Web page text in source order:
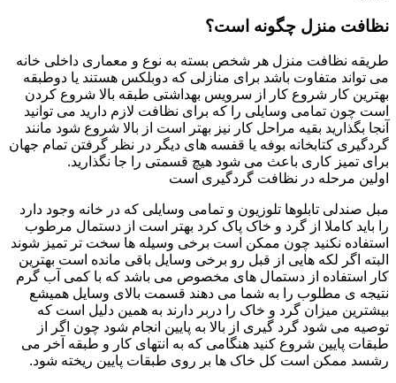
نظافت منزل چگونه است؟
طریقه نظافت منزل هر شخص بسته به نوع و معماری داخلی خانه
می تواند متفاوت باشد برای منازلی که دوبلکس هستند یا دوطبقه
بهترین کار شروع کار از سرویس بهداشتی طبقه بالا شروع کردن
است چون تمامی وسایلی را که برای نظافت لازم دارید می توانید
آنجا بگذارید بقیه مراحل کار نیز بهتر است از بالا شروع شود مانند
گردگیری کتابخانه بوفه یا قفسه های دیگر در نظر گرفتن تمام جهان
برای تمیز کاری باعث می شود هیچ قسمتی را جا نگذارید.
اولین مرحله در نظافت گردگیری است
مبل صندلی تابلوها تلوزیون و تمامی وسایلی که در خانه وجود دارد
را باید کاملا از گرد و خاک پاک کرد بهتر است از دستمال مرطوب
استفاده نکنید چون ممکن است برخی وسیله ها سخت تر تمیز شوند
البته اگر لکه هایی از قبل رو برخی وسایل باقی مانده است بهترین
کار استفاده از دستمال های مخصوص می باشد که با کمی آب گرم
نتیجه ی مطلوب را به شما می دهند قسمت بالای وسایل همیشع
بیشترین میزان گرد و خاک را دربر دارند به همین دلیل است که
توصیه می شود گرد گیری از بالا به پایین انجام شود چون اگر از
طبقات پایین شروع کنید هنگامی که به انتهای کار و طبقه آخر می
رشسد ممکن است کل خاک ها بر روی طبقات پایین ریخته شود.